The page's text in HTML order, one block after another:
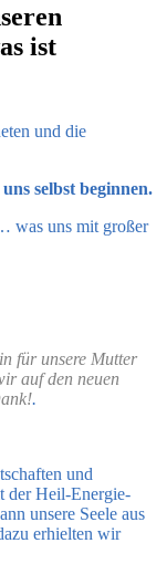
ist
und die
selbst beginnen.
was uns mit großer
für unsere Mutter
auf den neuen
.
und
der Heil-Energie-
unsere Seele aus
erhielten wir